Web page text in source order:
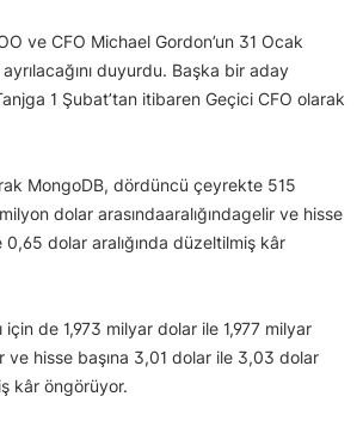
ve CFO Michael Gordon’un 31 Ocak
duyurdu. Başka bir aday
1 Şubat’tan itibaren Geçici CFO olarak
MongoDB, dördüncü çeyrekte 515
dolar arasındaaralığındagelir ve hisse
0,65 dolar aralığında düzeltilmiş kâr
için de 1,973 milyar dolar ile 1,977 milyar
ve hisse başına 3,01 dolar ile 3,03 dolar
kâr öngörüyor.